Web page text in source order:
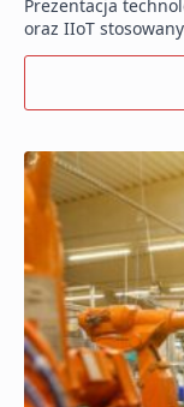
Prezentacja
oraz IIoT